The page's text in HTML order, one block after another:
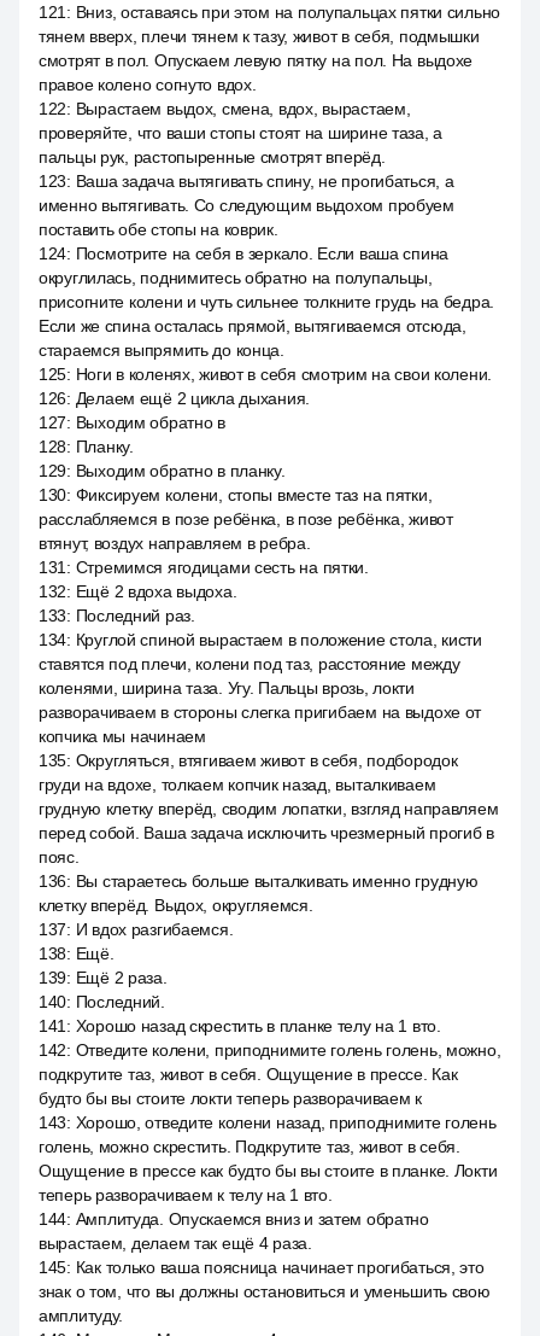
121 : Вниз, оставаясь при этом на полупальцах пятки сильно
тянем вверх, плечи тянем к тазу, живот в себя, подмышки
смотрят в пол. Опускаем левую пятку на пол. На выдохе
правое колено согнуто вдох.
122: Вырастаем выдох, смена, вдох, вырастаем,
проверяйте, что ваши стопы стоят на ширине таза, а
пальцы рук, растопыренные смотрят вперёд.
123: Ваша задача вытягивать спину, не прогибаться, а
именно вытягивать. Со следующим выдохом пробуем
поставить обе стопы на коврик.
124: Посмотрите на себя в зеркало. Если ваша спина
округлилась, поднимитесь обратно на полупальцы,
присогните колени и чуть сильнее толкните грудь на бедра.
Если же спина осталась прямой, вытягиваемся отсюда,
стараемся выпрямить до конца.
125: Ноги в коленях, живот в себя смотрим на свои колени.
126: Делаем ещё 2 цикла дыхания.
127: Выходим обратно в
128: Планку.
129: Выходим обратно в планку.
130: Фиксируем колени, стопы вместе таз на пятки,
расслабляемся в позе ребёнка, в позе ребёнка, живот
втянут, воздух направляем в ребра.
131 : Стремимся ягодицами сесть на пятки.
132: Ещё 2 вдоха выдоха.
133: Последний раз.
134: Круглой спиной вырастаем в положение стола, кисти
ставятся под плечи, колени под таз, расстояние между
коленями, ширина таза. Угу. Пальцы врозь, локти
разворачиваем в стороны слегка пригибаем на выдохе от
копчика мы начинаем
135: Округляться, втягиваем живот в себя, подбородок
груди на вдохе, толкаем копчик назад, выталкиваем
грудную клетку вперёд, сводим лопатки, взгляд направляем
перед собой. Ваша задача исключить чрезмерный прогиб в
пояс.
136: Вы стараетесь больше выталкивать именно грудную
клетку вперёд. Выдох, округляемся.
137: И вдох разгибаемся.
138: Ещё.
139: Ещё 2 раза.
140: Последний.
141 : Хорошо назад скрестить в планке телу на 1 вто.
142: Отведите колени, приподнимите голень голень, можно,
подкрутите таз, живот в себя. Ощущение в прессе. Как
будто бы вы стоите локти теперь разворачиваем к
143: Хорошо, отведите колени назад, приподнимите голень
голень, можно скрестить. Подкрутите таз, живот в себя.
Ощущение в прессе как будто бы вы стоите в планке. Локти
теперь разворачиваем к телу на 1 вто.
144: Амплитуда. Опускаемся вниз и затем обратно
вырастаем, делаем так ещё 4 раза.
145: Как только ваша поясница начинает прогибаться, это
знак о том, что вы должны остановиться и уменьшить свою
амплитуду.